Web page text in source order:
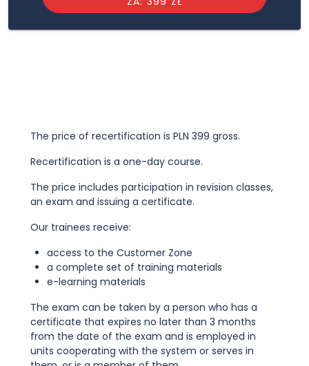
The price of recertification is PLN 399 gross.
Recertification is a one-day course.
The price includes participation in revision classes,
an exam and issuing a certificate.
Our trainees receive:
access to the Customer Zone
a complete set of training materials
e-learning materials
The exam can be taken by a person who has a
certificate that expires no later than 3 months
from the date of the exam and is employed in
units cooperating with the system or serves in